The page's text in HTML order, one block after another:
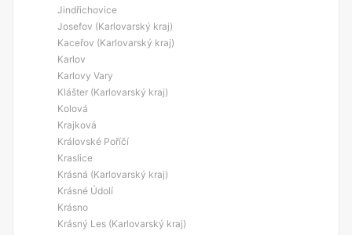
Jindřichovice
Josefov (Karlovarský kraj)
Kaceřov (Karlovarský kraj)
Karlov
Karlovy Vary
Klášter (Karlovarský kraj)
Kolová
Krajková
Královské Poříčí
Kraslice
Krásná (Karlovarský kraj)
Krásné Údolí
Krásno
Krásný Les (Karlovarský kraj)